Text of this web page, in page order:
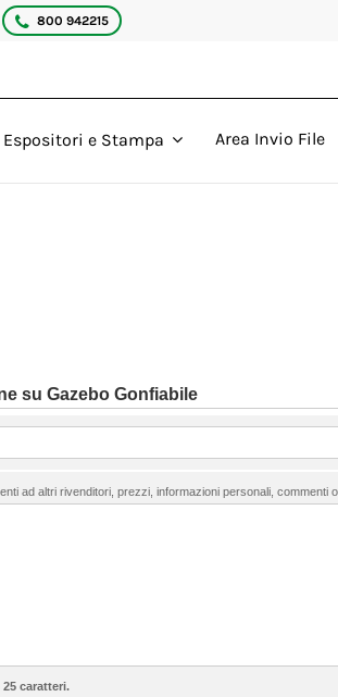
800 942215
Espositori e Stampa Area Invio File
su Gazebo Gonfiabile
ad altri rivenditori, prezzi, informazioni personali,
caratteri.